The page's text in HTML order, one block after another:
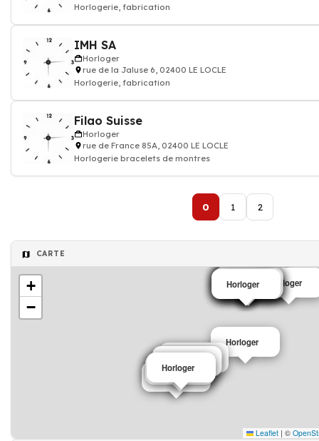
Horlogerie, fabrication
IMH SA
Horloger
rue de la Jaluse 6, 02400 LE LOCLE
Horlogerie, fabrication
Filao Suisse
Horloger
rue de France 85A, 02400 LE LOCLE
Horlogerie bracelets de montres
0 1 2
CARTE
Horloger
Horloger
Horloger
Horloger
Horloger
Horloger
Horloger
Horloger
Horloger
Horloger
Horloger
Horloger
Horloger
Horloger
Horloger
Horloger
+
−
Leaflet | ©